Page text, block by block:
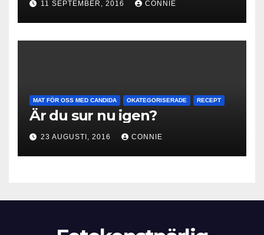
11 SEPTEMBER, 2016 CONNIE
MAT FÖR OSS MED CANDIDA OKATEGORISERADE RECEPT
Är du sur nu igen?
23 AUGUSTI, 2016 CONNIE